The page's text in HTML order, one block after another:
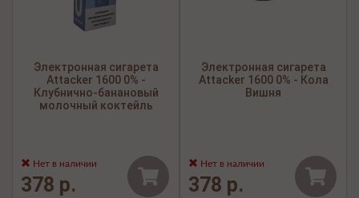
Электронная сигарета
Attacker 1600 0% -
Клубнично-банановый
молочный коктейль
Нет в наличии
378 р.
Электронная сигарета
Attacker 1600 0% - Кола
Вишня
Нет в наличии
378 р.